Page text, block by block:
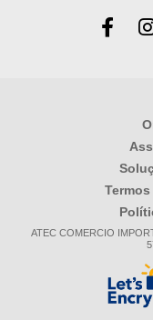
ATEC COMERCIO